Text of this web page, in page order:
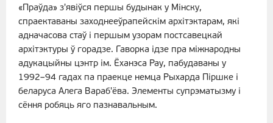
«Праўда» з'явіўся першы будынак у Мінску,
спраектаваны заходнееўрапейскім архітэктарам, які
адначасова стаў і першым узорам постсавецкай
архітэктуры ў горадзе. Гаворка ідзе пра міжнародны
адукацыйны цэнтр ім. Ёханэса Рау, пабудаваны у
1992–94 гадах па праекце немца Рыхарда Піршке і
беларуса Алега Вараб'ёва. Элементы супрэматызму і
сёння робяць яго пазнавальным.